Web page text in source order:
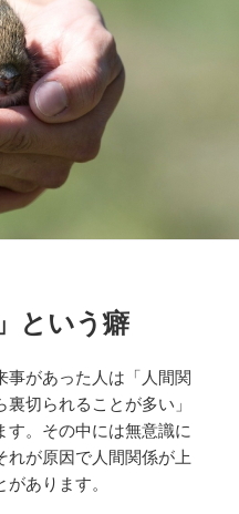
という癖
事があった人は「人間関
切られることが多い」
す。その中には無意識に
れが原因で人間関係が上
あります。